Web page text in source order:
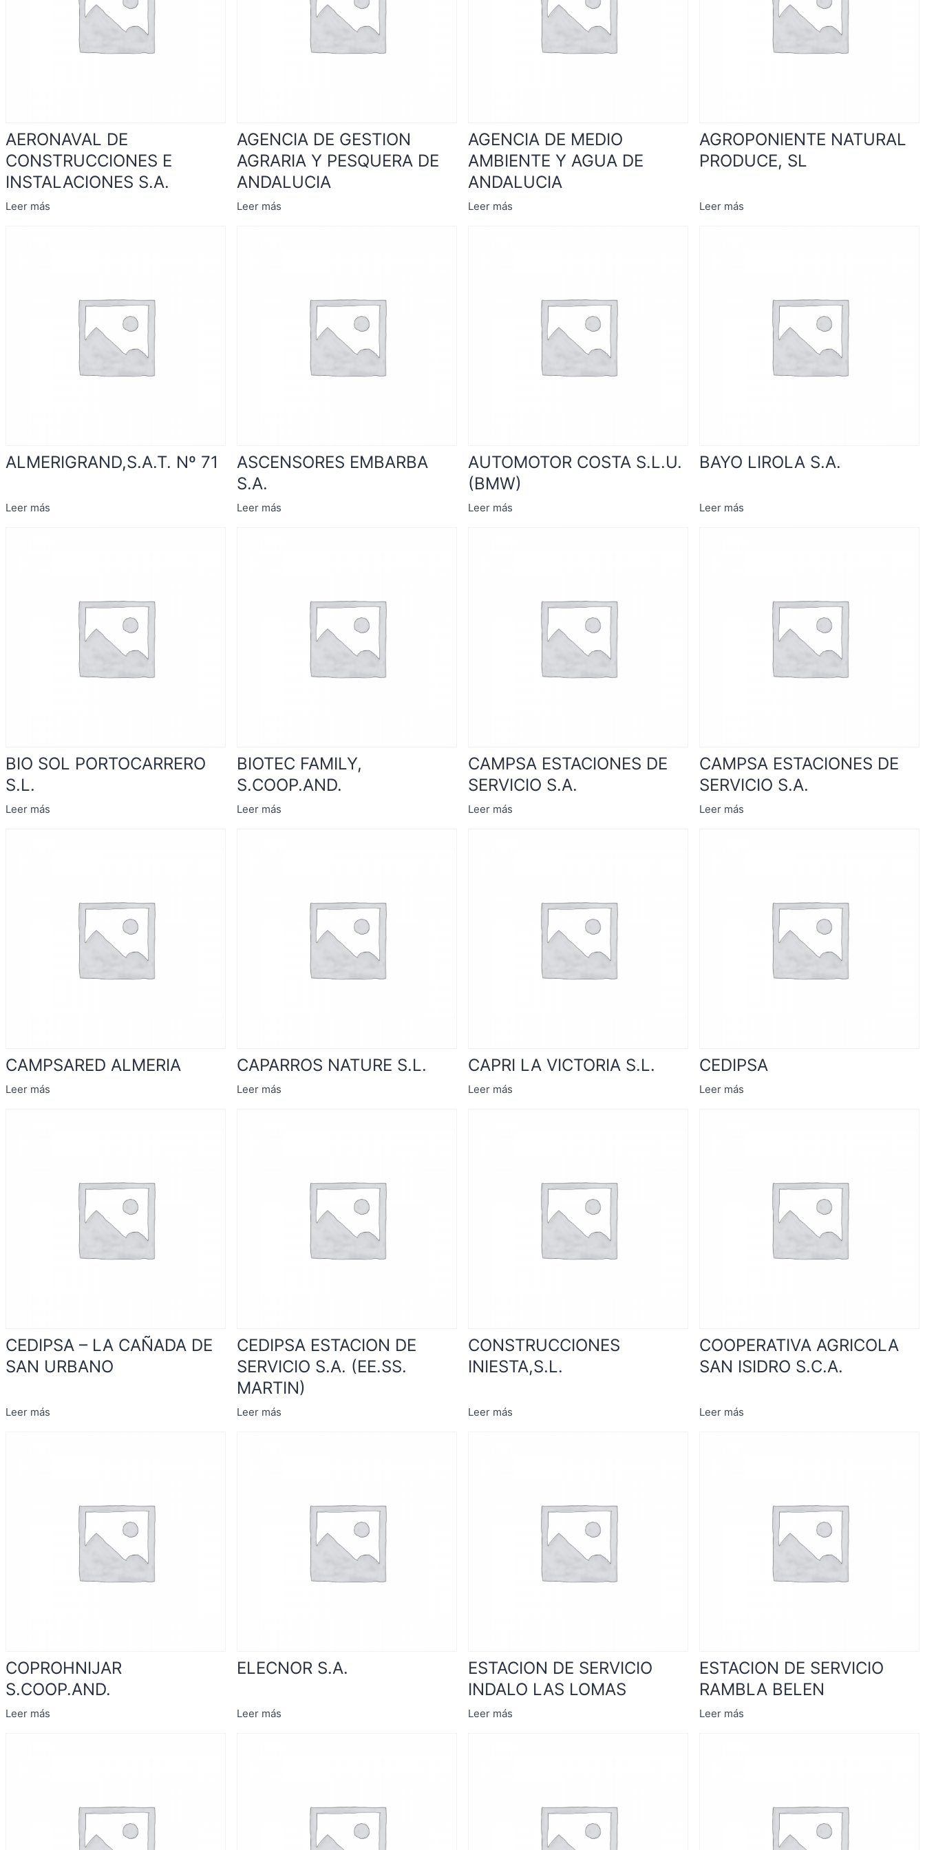
AERONAVAL DE
CONSTRUCCIONES E
INSTALACIONES S.A.
Leer más
AGENCIA DE GESTION
AGRARIA Y PESQUERA DE
ANDALUCIA
Leer más
AGENCIA DE MEDIO
AMBIENTE Y AGUA DE
ANDALUCIA
Leer más
AGROPONIENTE NATURAL
PRODUCE, SL
Leer más
ALMERIGRAND,S.A.T. Nº 71
Leer más
ASCENSORES EMBARBA
S.A.
Leer más
AUTOMOTOR COSTA S.L.U.
(BMW)
Leer más
BAYO LIROLA S.A.
Leer más
BIO SOL PORTOCARRERO
S.L.
Leer más
BIOTEC FAMILY,
S.COOP.AND.
Leer más
CAMPSA ESTACIONES DE
SERVICIO S.A.
Leer más
CAMPSA ESTACIONES DE
SERVICIO S.A.
Leer más
CAMPSARED ALMERIA
Leer más
CAPARROS NATURE S.L.
Leer más
CAPRI LA VICTORIA S.L.
Leer más
CEDIPSA
Leer más
CEDIPSA – LA CAÑADA DE
SAN URBANO
Leer más
CEDIPSA ESTACION DE
SERVICIO S.A. (EE.SS.
MARTIN)
Leer más
CONSTRUCCIONES
INIESTA,S.L.
Leer más
COOPERATIVA AGRICOLA
SAN ISIDRO S.C.A.
Leer más
COPROHNIJAR
S.COOP.AND.
Leer más
ELECNOR S.A.
Leer más
ESTACION DE SERVICIO
INDALO LAS LOMAS
Leer más
ESTACION DE SERVICIO
RAMBLA BELEN
Leer más